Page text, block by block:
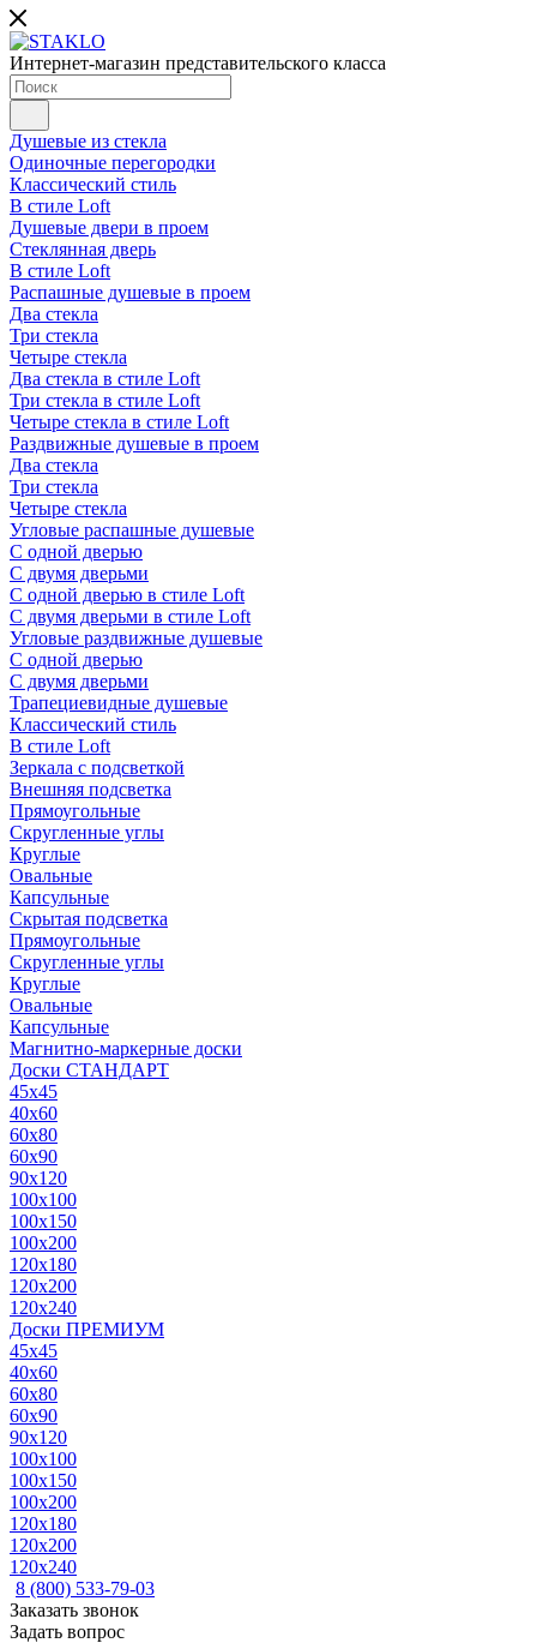
Интернет-магазин представительского класса
Душевые из стекла
Одиночные перегородки
Классический стиль
В стиле Loft
Душевые двери в проем
Стеклянная дверь
В стиле Loft
Распашные душевые в проем
Два стекла
Три стекла
Четыре стекла
Два стекла в стиле Loft
Три стекла в стиле Loft
Четыре стекла в стиле Loft
Раздвижные душевые в проем
Два стекла
Три стекла
Четыре стекла
Угловые распашные душевые
С одной дверью
С двумя дверьми
С одной дверью в стиле Loft
С двумя дверьми в стиле Loft
Угловые раздвижные душевые
С одной дверью
С двумя дверьми
Трапециевидные душевые
Классический стиль
В стиле Loft
Зеркала с подсветкой
Внешняя подсветка
Прямоугольные
Скругленные углы
Круглые
Овальные
Капсульные
Скрытая подсветка
Прямоугольные
Скругленные углы
Круглые
Овальные
Капсульные
Магнитно-маркерные доски
Доски СТАНДАРТ
45x45
40x60
60x80
60x90
90x120
100x100
100x150
100x200
120x180
120x200
120x240
Доски ПРЕМИУМ
45x45
40x60
60x80
60x90
90x120
100x100
100x150
100x200
120x180
120x200
120x240
8 (800) 533-79-03
Заказать звонок
Задать вопрос